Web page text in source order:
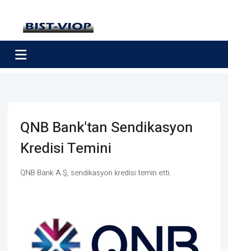
QNB Bank'tan Sendikasyon
Kredisi Temini
QNB Bank A.Ş, sendikasyon kredisi temin etti.